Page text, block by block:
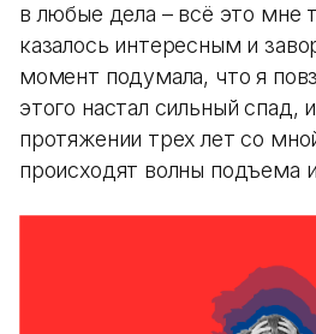
в любые дела – всё это мне
казалось интересным и
момент подумала, что я
этого настал сильный спад,
протяжении трех лет со
происходят волны подъема